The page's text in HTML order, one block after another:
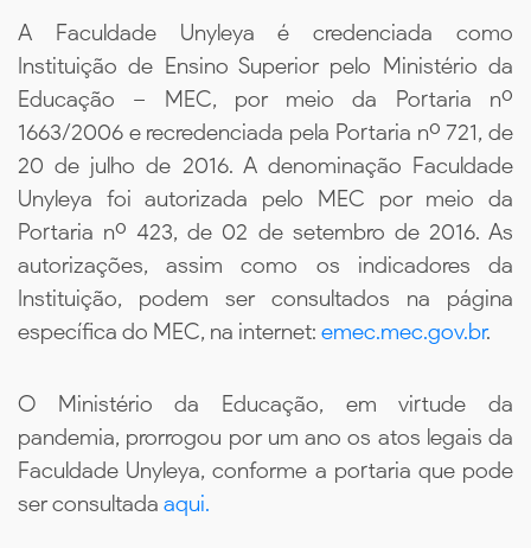
A Faculdade Unyleya é credenciada como
Instituição de Ensino Superior pelo Ministério da
Educação – MEC, por meio da Portaria nº
1663/2006 e recredenciada pela Portaria nº 721, de
20 de julho de 2016. A denominação Faculdade
Unyleya foi autorizada pelo MEC por meio da
Portaria nº 423, de 02 de setembro de 2016. As
autorizações, assim como os indicadores da
Instituição, podem ser consultados na página
específica do MEC, na internet: emec.mec.gov.br.
O Ministério da Educação, em virtude da
pandemia, prorrogou por um ano os atos legais da
Faculdade Unyleya, conforme a portaria que pode
ser consultada aqui.